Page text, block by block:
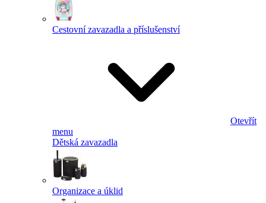
Cestovní zavazadla a příslušenství
Otevřít
menu
Dětská zavazadla
Organizace a úklid